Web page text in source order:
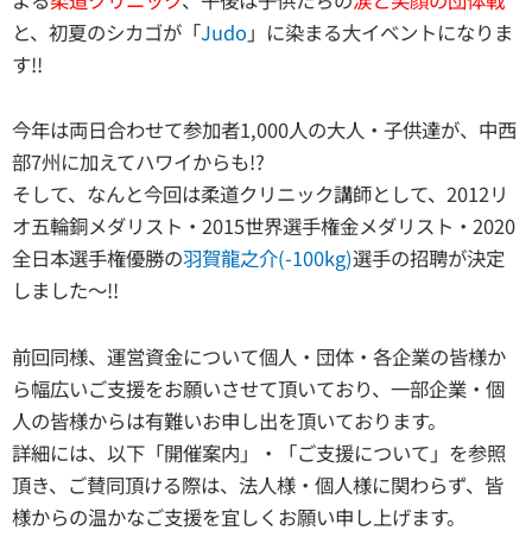
と、初夏のシカゴが「Judo 」に染まる大イベントになりま
す!!
今年は両日合わせて参加者1,000人の大人・子供達が、中西
部7州に加えてハワイからも!?
そして、なんと今回は柔道クリニック講師として、2012リ
オ五輪銅メダリスト・2015世界選手権金メダリスト・2020
全日本選手権優勝の羽賀龍之介(-100kg)選手の招聘が決定
しました～!!
前回同様、運営資金について個人・団体・各企業の皆様か
ら幅広いご支援をお願いさせて頂いており、一部企業・個
人の皆様からは有難いお申し出を頂いております。
詳細には、以下「開催案内」・「ご支援について」を参照
頂き、ご賛同頂ける際は、法人様・個人様に関わらず、皆
様からの温かなご支援を宜しくお願い申し上げます。